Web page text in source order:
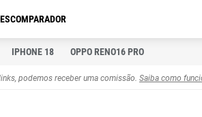
COMPARADOR
IPHONE 18 OPPO RENO16 PRO
podemos receber uma comissão. Saiba como